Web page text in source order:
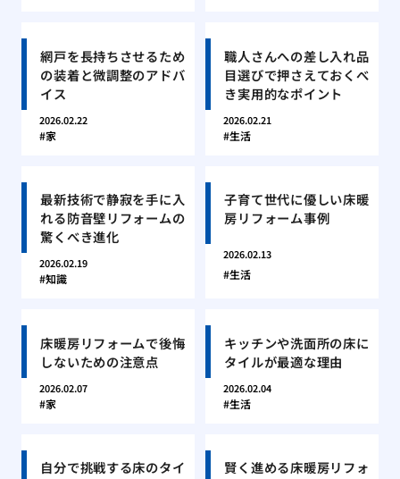
網戸を長持ちさせるため
の装着と微調整のアドバ
イス
2026.02.22
家
職人さんへの差し入れ品
目選びで押さえておくべ
き実用的なポイント
2026.02.21
生活
最新技術で静寂を手に入
れる防音壁リフォームの
驚くべき進化
2026.02.19
知識
子育て世代に優しい床暖
房リフォーム事例
2026.02.13
生活
床暖房リフォームで後悔
しないための注意点
2026.02.07
家
キッチンや洗面所の床に
タイルが最適な理由
2026.02.04
生活
自分で挑戦する床のタイ
賢く進める床暖房リフォ